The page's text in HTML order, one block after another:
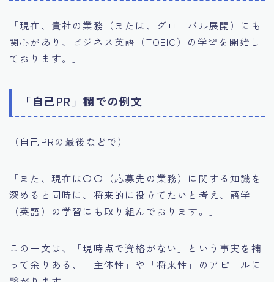
「現在、貴社の業務（または、グローバル展開）にも
関心があり、ビジネス英語（TOEIC）の学習を開始し
ております。」
「自己PR」欄での例文
（自己PRの最後などで）
「また、現在は〇〇（応募先の業務）に関する知識を
深めると同時に、将来的に役立てたいと考え、語学
（英語）の学習にも取り組んでおります。」
この一文は、「現時点で資格がない」という事実を補
って余りある、「主体性」や「将来性」のアピールに